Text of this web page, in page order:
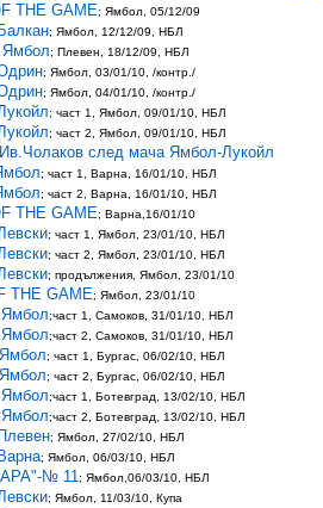
THE GAME; Ямбол, 05/12/09
; Ямбол, 12/12/09, НБЛ
Ямбол; Плевен, 18/12/09, НБЛ
; Ямбол, 03/01/10, /контр./
; Ямбол, 04/01/10, /контр./
; част 1, Ямбол, 09/01/10, НБЛ
; част 2, Ямбол, 09/01/10, НБЛ
след мача Ямбол-Лукойл
; част 1, Варна, 16/01/10, НБЛ
; част 2, Варна, 16/01/10, НБЛ
THE GAME; Варна,16/01/10
; част 1, Ямбол, 23/01/10, НБЛ
; част 2, Ямбол, 23/01/10, НБЛ
; продължения, Ямбол, 23/01/10
THE GAME; Ямбол, 23/01/10
;част 1, Самоков, 31/01/10, НБЛ
;част 2, Самоков, 31/01/10, НБЛ
; част 1, Бургас, 06/02/10, НБЛ
; част 2, Бургас, 06/02/10, НБЛ
;част 1, Ботевград, 13/02/10, НБЛ
;част 2, Ботевград, 13/02/10, НБЛ
; Ямбол, 27/02/10, НБЛ
; Ямбол, 06/03/10, НБЛ
№ 11; Ямбол,06/03/10, НБЛ
; Ямбол, 11/03/10, Купа